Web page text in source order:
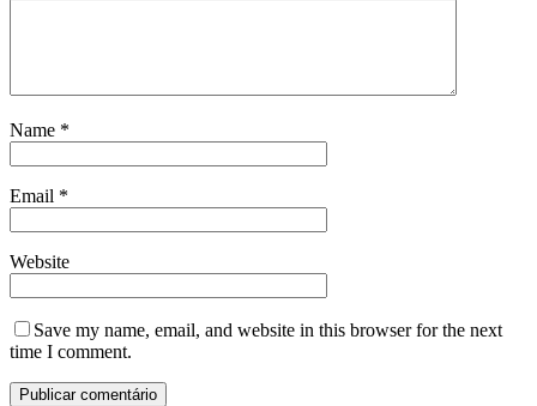
Name *
Email *
Website
Save my name, email, and website in this browser for the next
time I comment.